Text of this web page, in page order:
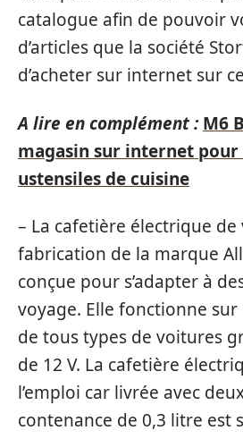
catalogue afin de pouvoir
d’articles que la société
d’acheter sur internet sur
A lire en complément : M6
magasin sur internet pour
ustensiles de cuisine
– La cafetière électrique de
fabrication de la marque
conçue pour s’adapter à
voyage. Elle fonctionne sur
de tous types de voitures
de 12 V. La cafetière
l’emploi car livrée avec
contenance de 0,3 litre est